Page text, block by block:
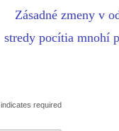
Zásadné zmeny v
stredy pocítia mnohí
indicates required